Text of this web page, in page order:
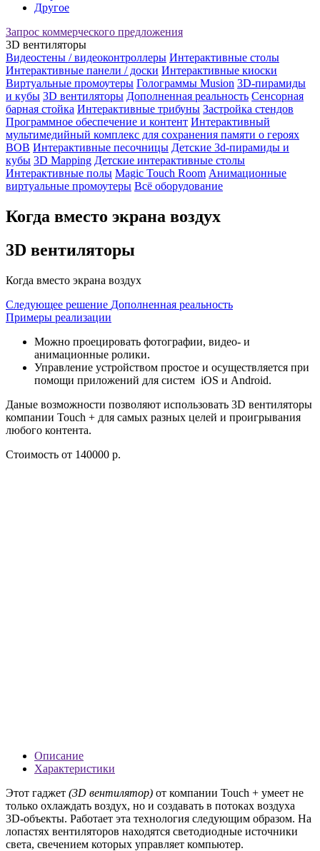
Другое
Запрос коммерческого предложения
3D вентиляторы
Видеостены / видеоконтроллеры Интерактивные столы
Интерактивные панели / доски Интерактивные киоски
Виртуальные промоутеры Голограммы Musion 3D-пирамиды
и кубы 3D вентиляторы Дополненная реальность Сенсорная
барная стойка Интерактивные трибуны Застройка стендов
Программное обеспечение и контент Интерактивный
мультимедийный комплекс для сохранения памяти о героях
ВОВ Интерактивные песочницы Детские 3d-пирамиды и
кубы 3D Mapping Детские интерактивные столы
Интерактивные полы Magic Touch Room Анимационные
виртуальные промоутеры Всё оборудование
Когда вместо экрана воздух
3D вентиляторы
Когда вместо экрана воздух
Следующee решение Дополненная реальность
Примеры реализации
Можно проецировать фотографии, видео- и
анимационные ролики.
Управление устройством простое и осуществляется при
помощи приложений для систем iOS и Android.
Даные возможности позволяют использовать 3D вентиляторы
компании Touch + для самых разных целей и проигрывания
любого контента.
Стоимость от 140000 р.
Описание
Характеристики
Этот гаджет (3D вентилятор) от компании Touch + умеет не
только охлаждать воздух, но и создавать в потоках воздуха
3D-объекты. Работает эта технология следующим образом. На
лопастях вентиляторов находятся светодиодные источники
света, свечением которых управляет компьютер.